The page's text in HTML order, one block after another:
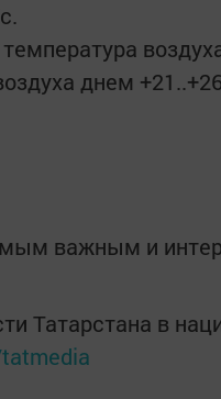
днем
важным и
Татарстана в